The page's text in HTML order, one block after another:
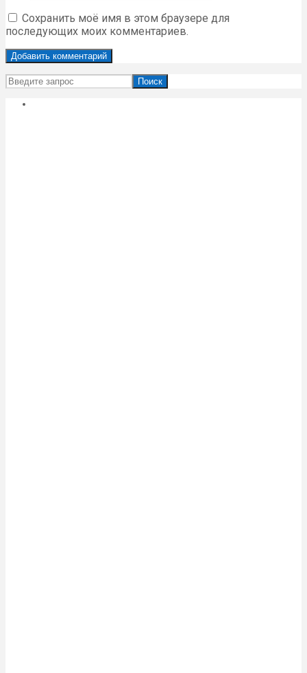
Сохранить моё имя в этом браузере для
последующих моих комментариев.
Поиск